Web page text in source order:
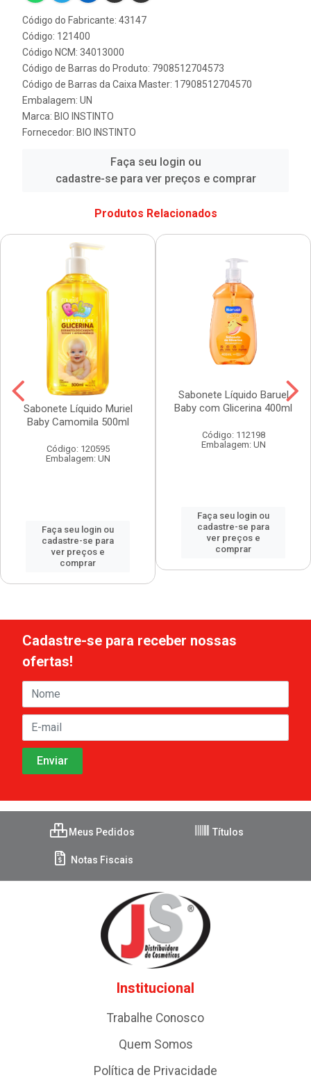
Código do Fabricante: 43147
Código: 121400
Código NCM: 34013000
Código de Barras do Produto: 7908512704573
Código de Barras da Caixa Master: 17908512704570
Embalagem: UN
Marca: BIO INSTINTO
Fornecedor: BIO INSTINTO
Faça seu login ou
cadastre-se para ver preços e comprar
Produtos Relacionados
Sabonete Líquido Muriel
Baby Camomila 500ml
Código: 120595
Embalagem: UN
Faça seu login ou
cadastre-se para
ver preços e
comprar
Sabonete Líquido Baruel
Baby com Glicerina 400ml
Código: 112198
Embalagem: UN
Faça seu login ou
cadastre-se para
ver preços e
comprar
Cadastre-se para receber nossas
ofertas!
Meus Pedidos Títulos
Notas Fiscais
Institucional
Trabalhe Conosco
Quem Somos
Política de Privacidade